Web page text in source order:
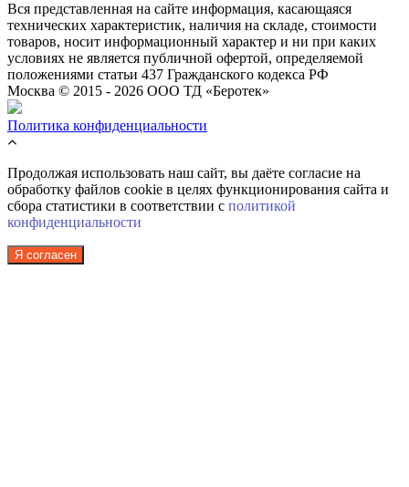
Вся представленная на сайте информация, касающаяся
технических характеристик, наличия на складе, стоимости
товаров, носит информационный характер и ни при каких
условиях не является публичной офертой, определяемой
положениями статьи 437 Гражданского кодекса РФ
Москва © 2015 - 2026 ООО ТД «Беротек»
Политика конфиденциальности
Продолжая использовать наш сайт, вы даёте согласие на
обработку файлов cookie в целях функционирования сайта и
сбора статистики в соответствии с политикой
конфиденциальности
Я согласен